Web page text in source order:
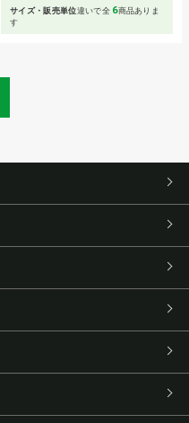
サイズ・販売単位違いで全 6商品ありま
す